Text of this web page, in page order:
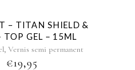
– TITAN SHIELD &
TOP GEL – 15ML
, Vernis semi permanent
€19,95